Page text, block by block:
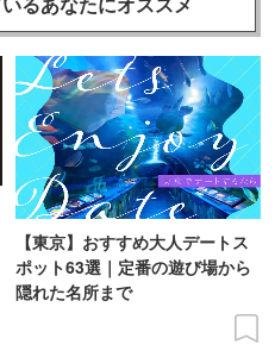
【東京】おすすめ大人デートス
ポット63選｜定番の遊び場から
隠れた名所まで